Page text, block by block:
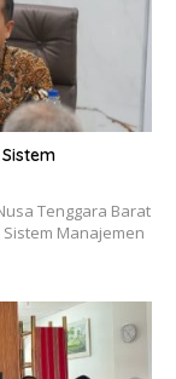
Tenggara Barat
Manajemen